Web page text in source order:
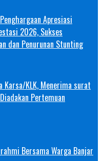
Apresiasi
2026, Sukses
dan Penurunan Stunting
Karsa/KLK, Menerima surat
Pertemuan
Bersama Warga Banjar